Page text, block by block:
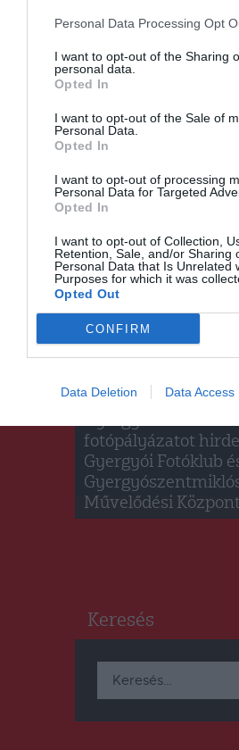
Personal Data Processing Opt
I want to opt-out of the Sharing
personal data.
Opted In
I want to opt-out of the Sale of
Personal Data.
Opted In
I want to opt-out of processing
Personal Data for Targeted
Opted In
I want to opt-out of Collection,
Retention, Sale, and/or Sharing
Personal Data that Is Unrelated
Purposes for which it was
Opted Out
CONFIRM
Data Deletion Data Access
Covid-
k
Ez is érdekelheti
HÁROMSZÉK , HÍRLISTA
Itt a kánikula!
Diákszemmel
fotópályázatot
Gyergyói Fotóklub
Művelődési
Keresés
Keresés: